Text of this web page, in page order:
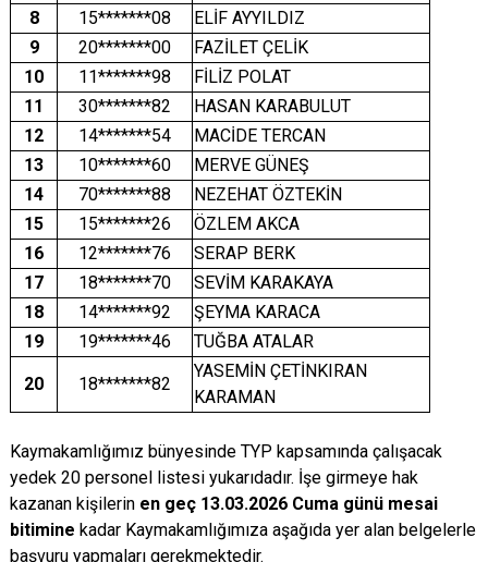
8
15*******08
ELİF AYYILDIZ
9
20*******00
FAZİLET ÇELİK
10
11*******98
FİLİZ POLAT
11
30*******82
HASAN KARABULUT
12
14*******54
MACİDE TERCAN
13
10*******60
MERVE GÜNEŞ
14
70*******88
NEZEHAT ÖZTEKİN
15
15*******26
ÖZLEM AKCA
16
12*******76
SERAP BERK
17
18*******70
SEVİM KARAKAYA
18
14*******92
ŞEYMA KARACA
19
19*******46 TUĞBA ATALAR
20 18*******82
YASEMİN ÇETİNKIRAN
KARAMAN
Kaymakamlığımız bünyesinde TYP kapsamında çalışacak
yedek 20 personel listesi yukarıdadır. İşe girmeye hak
kazanan kişilerin en geç 13.03.2026 Cuma günü mesai
bitimine kadar Kaymakamlığımıza aşağıda yer alan belgelerle
başvuru yapmaları gerekmektedir.